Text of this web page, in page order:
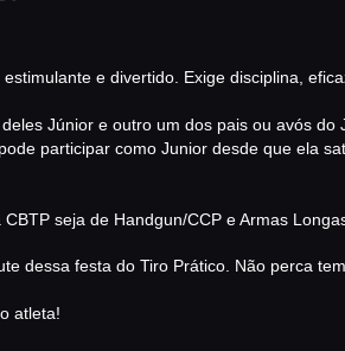
CATÁLAGOS
COMPETIÇOES
NORMAS EB
TIRE ALGUMAS
AQUI
e divertido. Exige disciplina,
Júnior e outro um dos pais ou avós
participar como Junior desde que ela
seja de Handgun/CCP e Armas
dessa festa do Tiro Prático. Não perca
atleta!